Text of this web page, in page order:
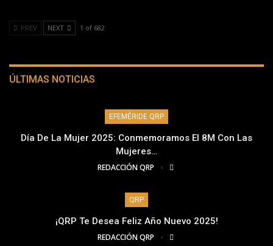
PREV NEXT 1 of 682
ÚLTIMAS NOTICIAS
EFEMÉRIDE QRP
Día De La Mujer 2025: Conmemoramos El 8M Con Las
Mujeres…
REDACCIÓN QRP
QRP
¡QRP Te Desea Feliz Año Nuevo 2025!
REDACCIÓN QRP